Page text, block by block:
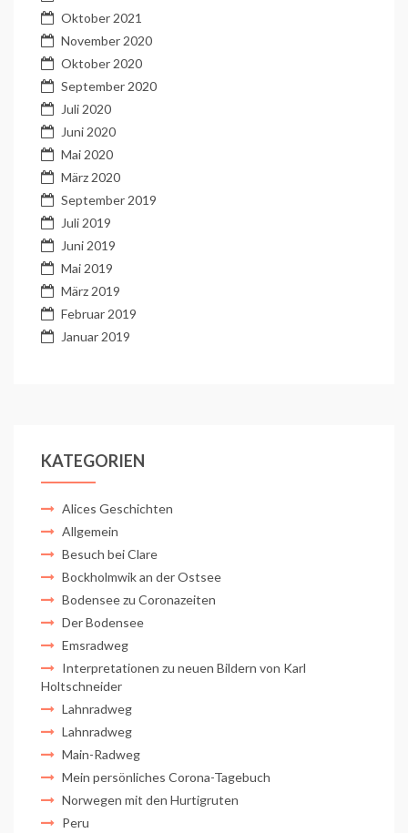
Oktober 2021
November 2020
Oktober 2020
September 2020
Juli 2020
Juni 2020
Mai 2020
März 2020
September 2019
Juli 2019
Juni 2019
Mai 2019
März 2019
Februar 2019
Januar 2019
KATEGORIEN
Alices Geschichten
Allgemein
Besuch bei Clare
Bockholmwik an der Ostsee
Bodensee zu Coronazeiten
Der Bodensee
Emsradweg
Interpretationen zu neuen Bildern von Karl
Holtschneider
Lahnradweg
Lahnradweg
Main-Radweg
Mein persönliches Corona-Tagebuch
Norwegen mit den Hurtigruten
Peru